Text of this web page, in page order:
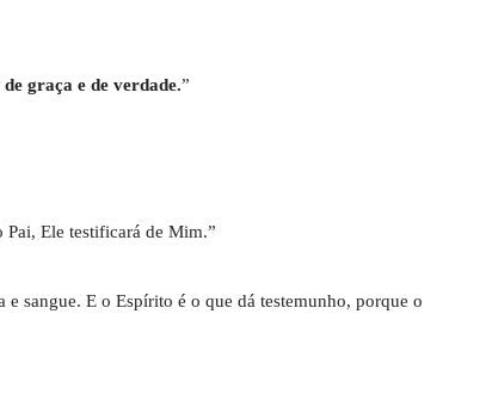
de graça e de verdade.”
Pai, Ele testificará de Mim.”
e sangue. E o Espírito é o que dá testemunho, porque o